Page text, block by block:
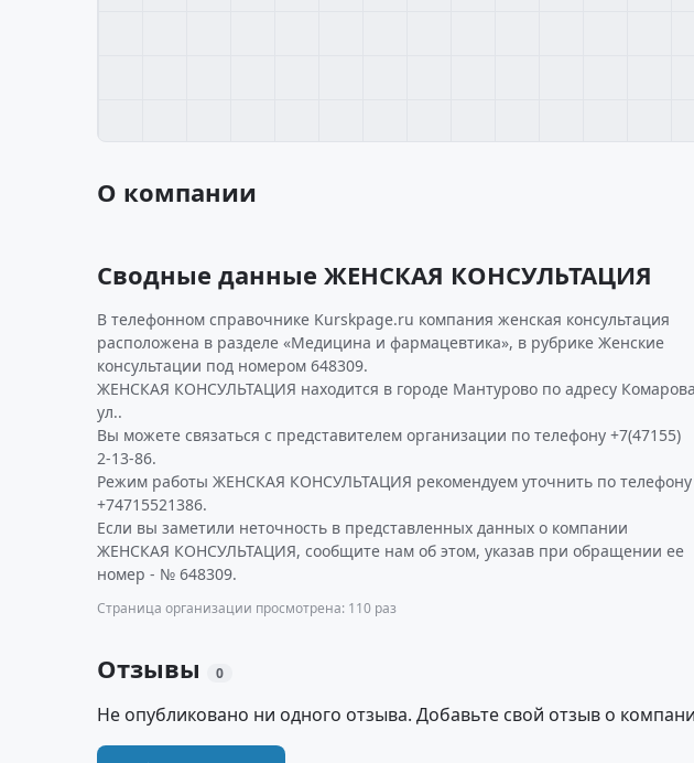
О компании
Сводные данные ЖЕНСКАЯ КОНСУЛЬТАЦИЯ
В телефонном справочнике Kurskpage.ru компания женская консультация
расположена в разделе «Медицина и фармацевтика», в рубрике Женские
консультации под номером 648309.
ЖЕНСКАЯ КОНСУЛЬТАЦИЯ находится в городе Мантурово по адресу Комарова
ул..
Вы можете связаться с представителем организации по телефону +7(47155)
2-13-86.
Режим работы ЖЕНСКАЯ КОНСУЛЬТАЦИЯ рекомендуем уточнить по телефону
+74715521386.
Если вы заметили неточность в представленных данных о компании
ЖЕНСКАЯ КОНСУЛЬТАЦИЯ, сообщите нам об этом, указав при обращении ее
номер - № 648309.
Страница организации просмотрена: 110 раз
Отзывы 0
Не опубликовано ни одного отзыва. Добавьте свой отзыв о